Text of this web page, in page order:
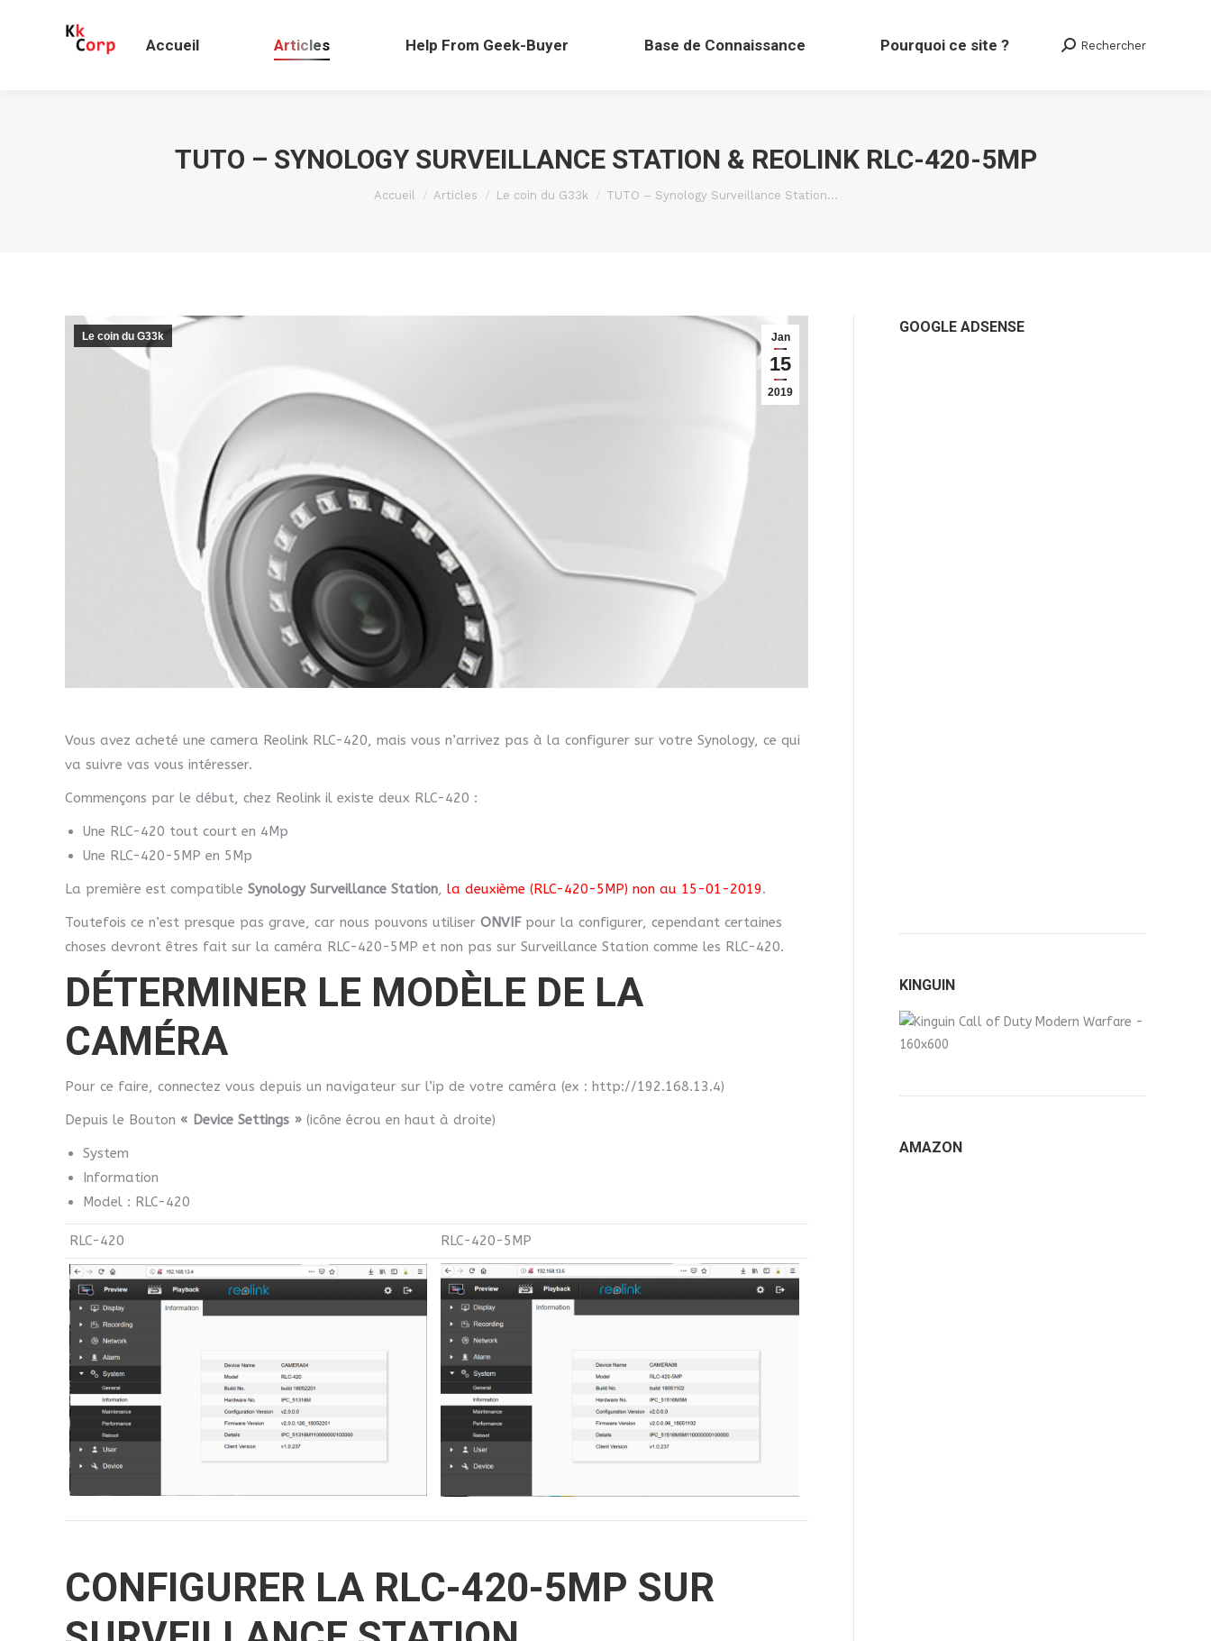
Accueil Articles Help From Geek-Buyer Base de Connaissance Pourquoi ce site ? Search:
Rechercher
TUTO – SYNOLOGY SURVEILLANCE STATION & REOLINK RLC-420-5MP
Vous êtes ici :
Accueil Articles Le coin du G33k TUTO – Synology Surveillance Station…
Jan
15
2019
Le coin du G33k
Vous avez acheté une camera Reolink RLC-420, mais vous n’arrivez pas à la configurer sur votre Synology, ce qui
va suivre vas vous intéresser.
Commençons par le début, chez Reolink il existe deux RLC-420 :
Une RLC-420 tout court en 4Mp
Une RLC-420-5MP en 5Mp
La première est compatible Synology Surveillance Station, la deuxième (RLC-420-5MP) non au 15-01-2019.
Toutefois ce n’est presque pas grave, car nous pouvons utiliser ONVIFpour la configurer, cependant certaines
choses devront êtres fait sur la caméra RLC-420-5MP et non pas sur Surveillance Station comme les RLC-420.
DÉTERMINER LE MODÈLE DE LA
CAMÉRA
Pour ce faire, connectez vous depuis un navigateur sur l’ip de votre caméra (ex : http://192.168.13.4)
Depuis le Bouton « Device Settings » (icône écrou en haut à droite)
System
Information
Model : RLC-420
RLC-420 RLC-420-5MP
CONFIGURER LA RLC-420-5MP SUR
GOOGLE ADSENSE
KINGUIN
AMAZON